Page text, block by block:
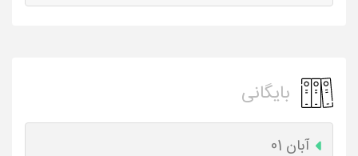
بایگانی
آبان 01